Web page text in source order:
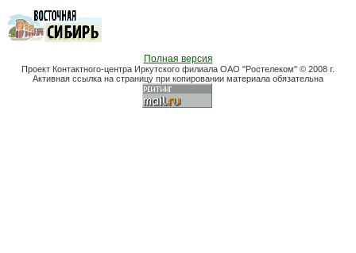
Полная версия
Проект Контактного-центра Иркутского филиала ОАО "Ростелеком" © 2008 г.
Активная ссылка на страницу при копировании материала обязательна